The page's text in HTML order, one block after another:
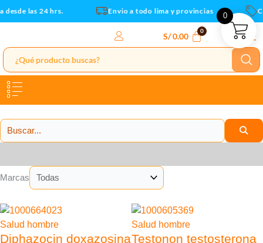
al
las 24 hrs. Envio a todo lima y provincias
S/0.00
Marcas
13% Descuento
Salud hombre
Diphazocin doxazosina
33% Descuento
Salud hombre
Testonon testosterona
0